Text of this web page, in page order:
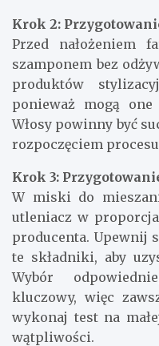
Krok 2:
Przed nałożeniem
szamponem bez
produktów
ponieważ mogą
Włosy powinny być
rozpoczęciem
Krok 3:
W miski do
utleniacz w
producenta. Upewnij
te składniki, aby
Wybór
kluczowy, więc
wykonaj test na
wątpliwości.